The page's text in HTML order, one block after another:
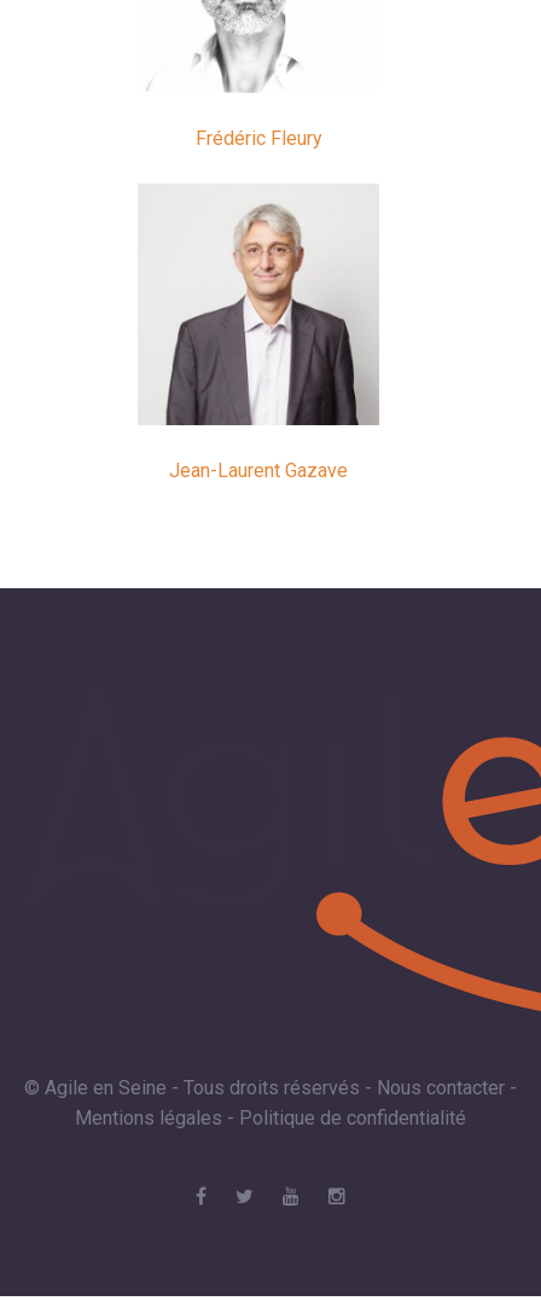
Frédéric Fleury
Jean-Laurent Gazave
© Agile en Seine - Tous droits réservés - Nous contacter -
Mentions légales - Politique de confidentialité